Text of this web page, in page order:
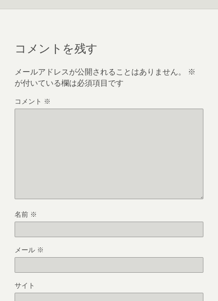
コメントを残す
メールアドレスが公開されることはありません。
※
が付いている欄は必須項目です
コメント ※
名前 ※
メール ※
サイト